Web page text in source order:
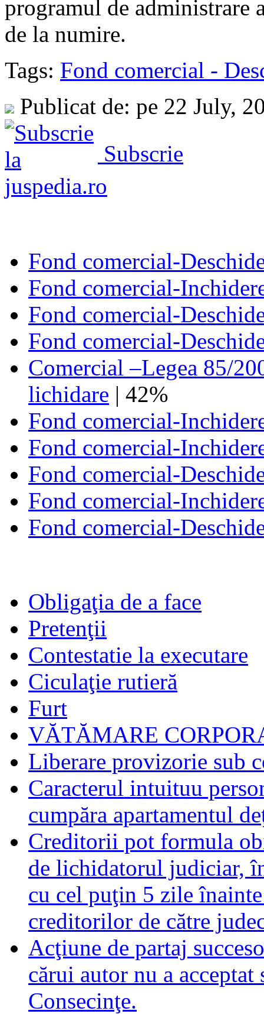
programul de
de la numire.
Tags: Fond comercial -
Publicat de: pe 22 July,
Subscrie
Fond comercial-
Fond comercial-
Fond comercial-
Fond comercial-
Comercial –Legea 85/
lichidare | 42%
Fond comercial-
Fond comercial-
Fond comercial-
Fond comercial-
Fond comercial-
Obligaţia de a face
Pretenţii
Contestatie la executare
Ciculaţie rutieră
Furt
VĂTĂMARE
Liberare provizorie sub
Caracterul intuituu
cumpăra apartamentul
Creditorii pot formula
de lichidatorul judiciar,
cu cel puţin 5 zile
creditorilor de către
Acţiune de partaj
cărui autor nu a
Consecinţe.